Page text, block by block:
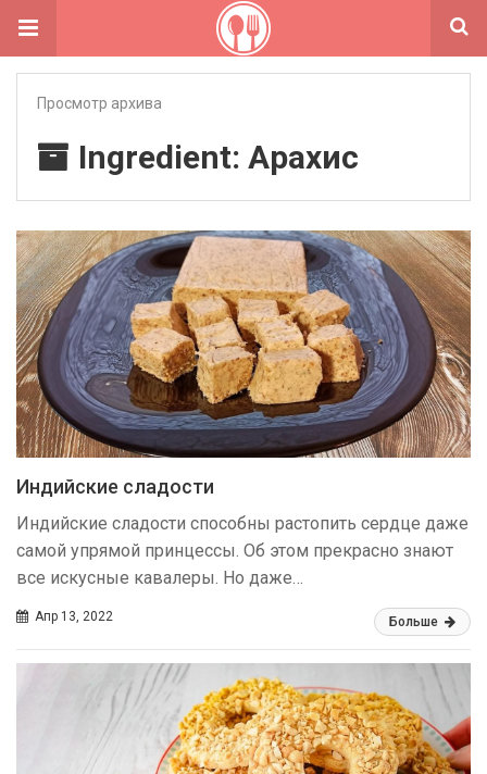
Просмотр архива
Ingredient: Арахис
Индийские сладости
Индийские сладости способны растопить сердце даже
самой упрямой принцессы. Об этом прекрасно знают
все искусные кавалеры. Но даже…
Апр 13, 2022 Больше